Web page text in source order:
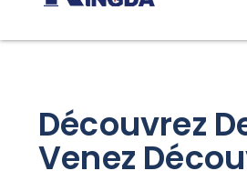
Découvrez
Venez